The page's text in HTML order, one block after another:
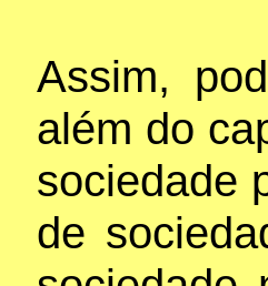
Assim,
além do
sociedade
de